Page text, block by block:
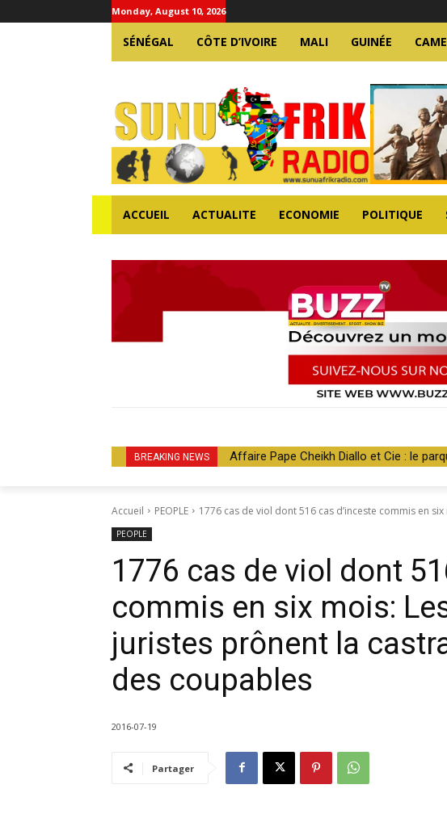
Monday, August 10, 2026
SÉNÉGAL CÔTE D’IVOIRE MALI GUINÉE
ACCUEIL ACTUALITE ECONOMIE POLITIQUE
BREAKING NEWS Affaire Pape Cheikh Diallo et Cie : le
Accueil PEOPLE 1776 cas de viol dont 516 cas d’inceste commis en six
PEOPLE
1776 cas de viol dont
commis en six mois:
juristes prônent la
des coupables
2016-07-19
Partager